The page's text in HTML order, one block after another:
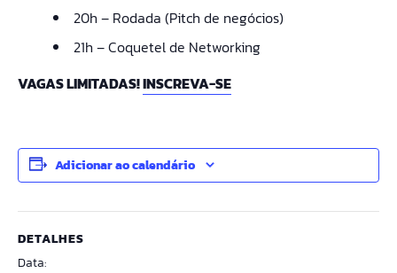
20h – Rodada (Pitch de negócios)
21h – Coquetel de Networking
VAGAS LIMITADAS!INSCREVA-SE
Adicionar ao calendário
DETALHES
Data: